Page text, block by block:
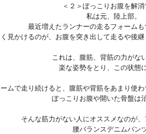
＜２＞ぽっこりお腹を解
私は元、陸上部。
最近増えたランナーの走るフォーム
見かけるのが、お腹を突き出して走るや後
これは、腹筋、背筋の力がな
楽な姿勢をとり、この状態
ムで走り続けると、腹筋や背筋をあまり使
ぽっこりお腹や開いた骨盤は
そんな筋力がない人にオススメなのが
腰バランスデニムパン